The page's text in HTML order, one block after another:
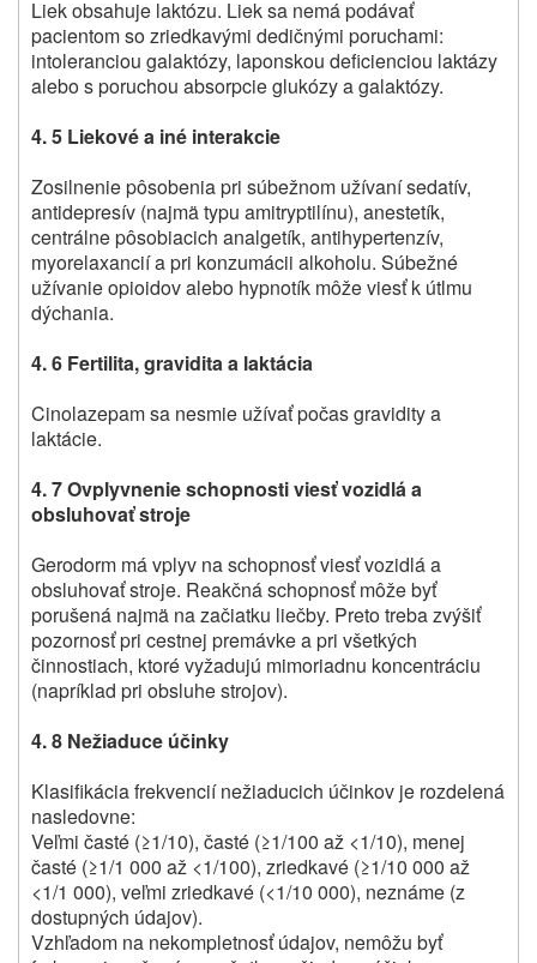
Liek obsahuje laktózu. Liek sa nemá podávať
pacientom so zriedkavými dedičnými poruchami:
intoleranciou galaktózy, laponskou deficienciou laktázy
alebo s poruchou absorpcie glukózy a galaktózy.
4. 5 Liekové a iné interakcie
Zosilnenie pôsobenia pri súbežnom užívaní sedatív,
antidepresív (najmä typu amitryptilínu), anestetík,
centrálne pôsobiacich analgetík, antihypertenzív,
myorelaxancií a pri konzumácii alkoholu. Súbežné
užívanie opioidov alebo hypnotík môže viesť k útlmu
dýchania.
4. 6 Fertilita, gravidita a laktácia
Cinolazepam sa nesmie užívať počas gravidity a
laktácie.
4. 7 Ovplyvnenie schopnosti viesť vozidlá a
obsluhovať stroje
Gerodorm má vplyv na schopnosť viesť vozidlá a
obsluhovať stroje. Reakčná schopnosť môže byť
porušená najmä na začiatku liečby. Preto treba zvýšiť
pozornosť pri cestnej premávke a pri všetkých
činnostiach, ktoré vyžadujú mimoriadnu koncentráciu
(napríklad pri obsluhe strojov).
4. 8 Nežiaduce účinky
Klasifikácia frekvencií nežiaducich účinkov je rozdelená
nasledovne:
Veľmi časté (≥1/10), časté (≥1/100 až <1/10), menej
časté (≥1/1 000 až <1/100), zriedkavé (≥1/10 000 až
<1/1 000), veľmi zriedkavé (<1/10 000), neznáme (z
dostupných údajov).
Vzhľadom na nekompletnosť údajov, nemôžu byť